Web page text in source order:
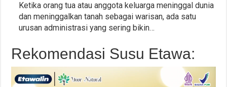
Ketika orang tua atau anggota keluarga meninggal dunia
dan meninggalkan tanah sebagai warisan, ada satu
urusan administrasi yang sering bikin…
Rekomendasi Susu Etawa: